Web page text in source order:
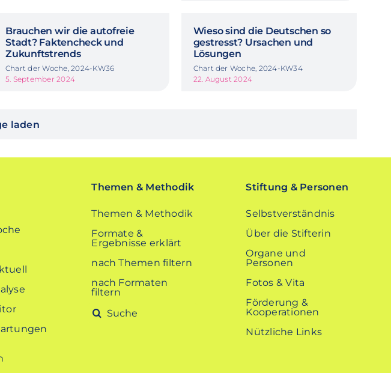
Brauchen wir die autofreie
Stadt? Faktencheck und
Zukunftstrends
Chart der Woche, 2024-KW36
5. September 2024
Wieso sind die Deutschen so
gestresst? Ursachen und
Lösungen
Chart der Woche, 2024-KW34
22. August 2024
laden
Themen & Methodik
Themen & Methodik
Formate &
Ergebnisse erklärt
nach Themen filtern
nach Formaten
filtern
Suche
Stiftung & Personen
Selbstverständnis
Über die Stifterin
Organe und
Personen
Fotos & Vita
Förderung &
Kooperationen
Nützliche Links